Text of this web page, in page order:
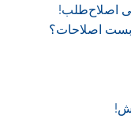
اصلاح‌طلب!
اصلاحات؟